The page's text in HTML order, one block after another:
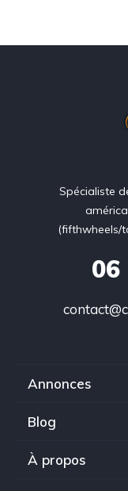
Spécialiste
(fifthwheels/
06
Annonces
Blog
À propos